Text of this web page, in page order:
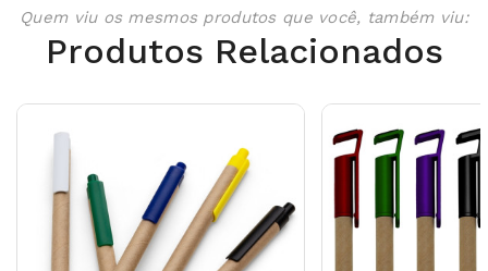
Quem viu os mesmos produtos que você, também viu:
Produtos Relacionados